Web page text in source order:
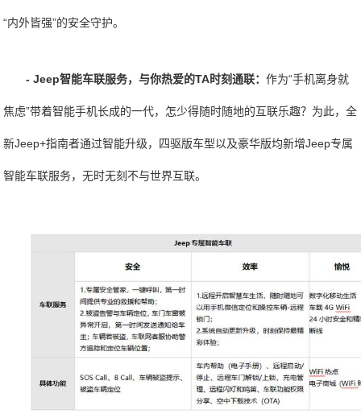
“内外皆强”的安全守护。
- Jeep智能车联服务，与你热爱的TA时刻通联：作为“手机离身就
焦虑”带着智能手机长成的一代，怎少得随时随地的互联乐趣？为此，全
新Jeep+指南者通过智能升级，四驱版车型以及豪华版均新增Jeep专属
智能车联服务，无时无刻不与世界互联。